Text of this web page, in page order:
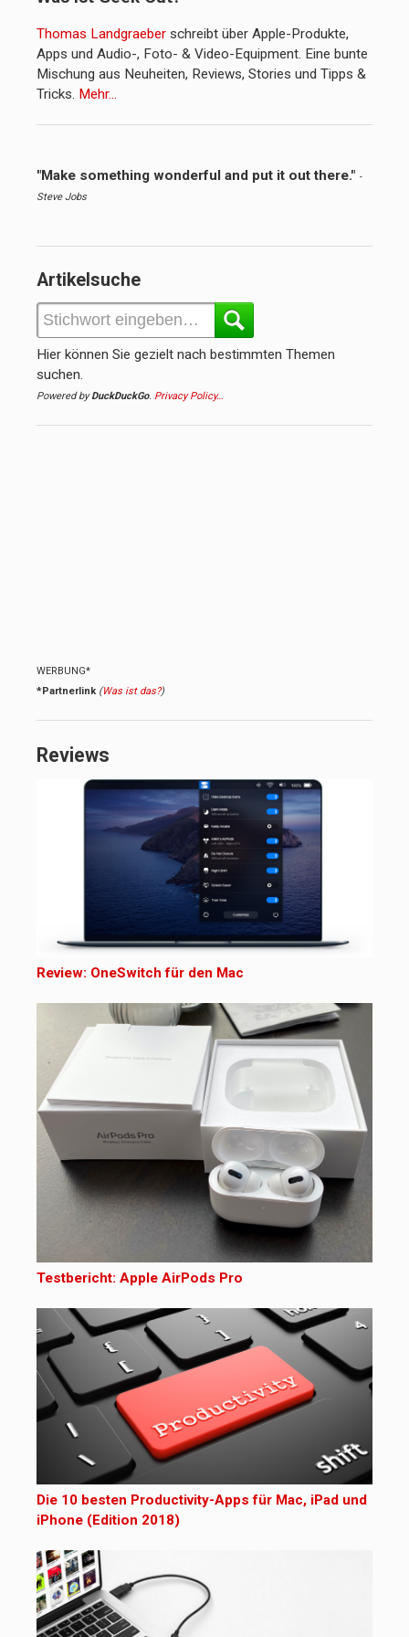
Thomas Landgraeber schreibt über Apple-Produkte,
Apps und Audio-, Foto- & Video-Equipment. Eine bunte
Mischung aus Neuheiten, Reviews, Stories und Tipps &
Tricks. Mehr…
"Make something wonderful and put it out there." -
Steve Jobs
Artikelsuche
Hier können Sie gezielt nach bestimmten Themen
suchen.
Powered byDuckDuckGo. Privacy Policy…
WERBUNG*
*Partnerlink (Was ist das?)
Reviews
Review: OneSwitch für den Mac
Testbericht: Apple AirPods Pro
Die 10 besten Productivity-Apps für Mac, iPad und
iPhone (Edition 2018)